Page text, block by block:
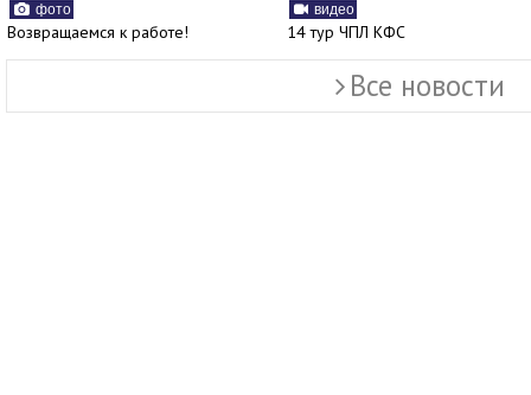
фото
Возвращаемся к работе!
видео
14 тур ЧПЛ КФС
Все новости